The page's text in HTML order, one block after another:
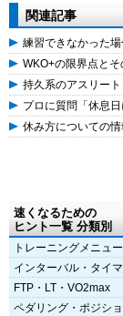
関連記事
練習できなかった
WKO+の限界点とそ
持久系のアスリー
プロに質問「休息日
休み方についての情
速くなるための
ヒント一覧 分類別
トレーニングメニュー
インターバル・タイ
FTP・LT・VO2max
ペダリング・ポジシ